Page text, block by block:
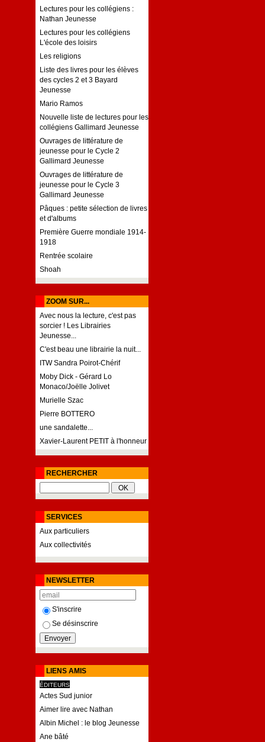
Lectures pour les collégiens :
Nathan Jeunesse
Lectures pour les collégiens
L'école des loisirs
Les religions
Liste des livres pour les élèves
des cycles 2 et 3 Bayard
Jeunesse
Mario Ramos
Nouvelle liste de lectures pour les
collégiens Gallimard Jeunesse
Ouvrages de littérature de
jeunesse pour le Cycle 2
Gallimard Jeunesse
Ouvrages de littérature de
jeunesse pour le Cycle 3
Gallimard Jeunesse
Pâques : petite sélection de livres
et d'albums
Première Guerre mondiale 1914-
1918
Rentrée scolaire
Shoah
ZOOM SUR...
Avec nous la lecture, c'est pas
sorcier ! Les Librairies
Jeunesse...
C'est beau une librairie la nuit...
ITW Sandra Poirot-Chérif
Moby Dick - Gérard Lo
Monaco/Joëlle Jolivet
Murielle Szac
Pierre BOTTERO
une sandalette...
Xavier-Laurent PETIT à l'honneur
RECHERCHER
SERVICES
Aux particuliers
Aux collectivités
NEWSLETTER
S'inscrire
Se désinscrire
LIENS AMIS
ÉDITEURS
Actes Sud junior
Aimer lire avec Nathan
Albin Michel : le blog Jeunesse
Ane bâté